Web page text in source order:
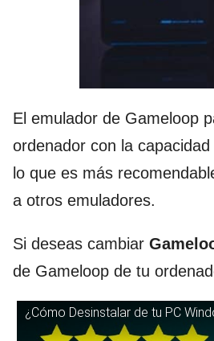
El emulador de Gameloop
ordenador con la
lo que es más
a otros emuladores.
Si deseas cambiar
de Gameloop de tu
¿Cómo Desinstalar de tu PC